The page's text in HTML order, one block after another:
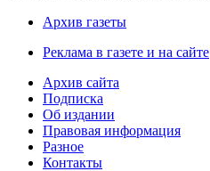
Архив газеты
Реклама в газете и на сайте
Архив сайта
Подписка
Об издании
Правовая информация
Разное
Контакты